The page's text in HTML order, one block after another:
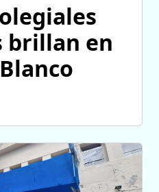
brillan en